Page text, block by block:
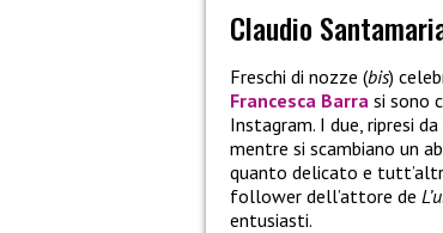
Claudio
Freschi di nozze (bis)
Francesca Barra si sono
Instagram. I due, ripresi
mentre si scambiano un
quanto delicato e
follower dell’attore de
entusiasti.